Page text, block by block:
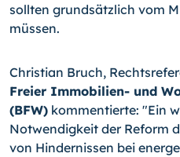
sollten grundsätzlich vom
müssen.
Christian Bruch,
Freier Immobilien- und
(BFW) kommentierte: "Ein
Notwendigkeit der Reform
von Hindernissen bei